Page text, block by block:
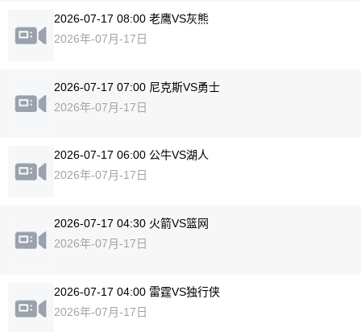
2026-07-17 08:00 老鹰VS灰熊
2026年-07月-17日
2026-07-17 07:00 尼克斯VS勇士
2026年-07月-17日
2026-07-17 06:00 公牛VS湖人
2026年-07月-17日
2026-07-17 04:30 火箭VS篮网
2026年-07月-17日
2026-07-17 04:00 雷霆VS独行侠
2026年-07月-17日